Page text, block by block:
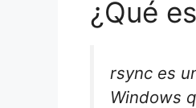
¿Qué
rsync es
Windows